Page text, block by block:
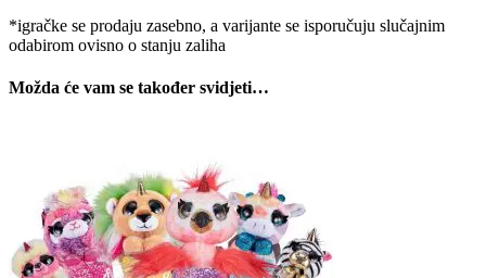
*igračke se prodaju zasebno, a varijante se isporučuju slučajnim
odabirom ovisno o stanju zaliha
Možda će vam se također svidjeti…